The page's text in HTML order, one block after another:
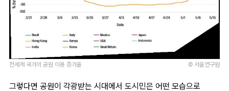
전세계 국가의 공원 이용 증가율 © 서울연구원
그렇다면 공원이 각광받는 시대에서 도시민은 어떤 모습으로